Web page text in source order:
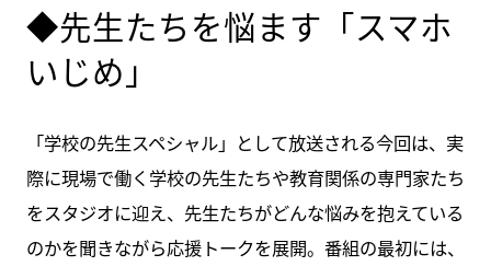
◆先生たちを悩ます「スマホ
いじめ」
「学校の先生スペシャル」として放送される今回は、実
際に現場で働く学校の先生たちや教育関係の専門家たち
をスタジオに迎え、先生たちがどんな悩みを抱えている
のかを聞きながら応援トークを展開。番組の最初には、